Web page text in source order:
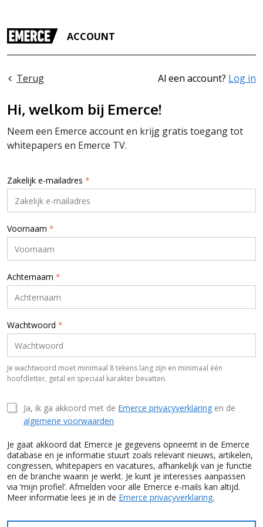
ACCOUNT
Terug Al een account? Log in
Hi, welkom bij Emerce!
Neem een Emerce account en krijg gratis toegang tot
whitepapers en Emerce TV.
Zakelijk e-mailadres *
Voornaam *
Achternaam *
Wachtwoord *
Je wachtwoord moet minimaal 8 tekens lang zijn en minimaal één
hoofdletter, getal en speciaal karakter bevatten.
Ja, ik ga akkoord met de Emerce privacyverklaring en de
algemene voorwaarden
Je gaat akkoord dat Emerce je gegevens opneemt in de Emerce
database en je informatie stuurt zoals relevant nieuws, artikelen,
congressen, whitepapers en vacatures, afhankelijk van je functie
en de branche waarin je werkt. Je kunt je interesses aanpassen
via ‘mijn profiel’. Afmelden voor alle Emerce e-mails kan altijd.
Meer informatie lees je in de Emerce privacyverklaring.